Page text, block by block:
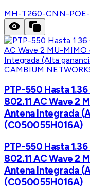
MH-T260-CNN-
CAMBIUM
PTP-550 Hasta
802.11 AC Wave 2
Antena Integrada
(C050055H016A)
PTP-550 Hasta
802.11 AC Wave 2
Antena Integrada
(C050055H016A)